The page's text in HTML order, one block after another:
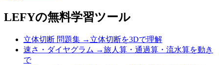
LEFYの無料学習ツール
立体切断 問題集 → 立体切断を3Dで理解
速さ・ダイヤグラム →旅人算・通過算・流水算を動き
で